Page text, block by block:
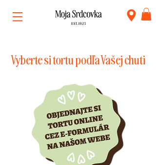
Vyberte si tortu podľa Vašej chuti